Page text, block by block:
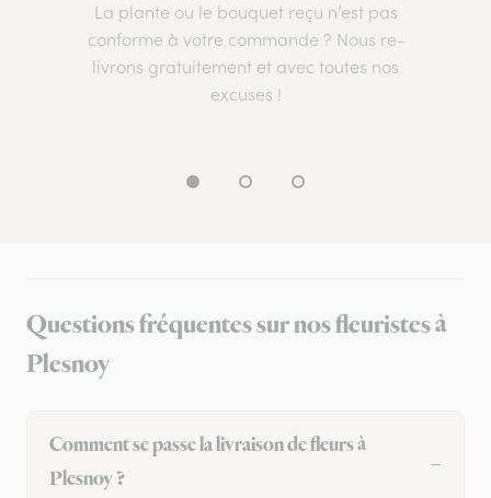
La plante ou le bouquet reçu n’est pas
conforme à votre commande ? Nous re-
livrons gratuitement et avec toutes nos
excuses !
Questions fréquentes sur nos fleuristes à
Plesnoy
Comment se passe la livraison de fleurs à
Plesnoy ?